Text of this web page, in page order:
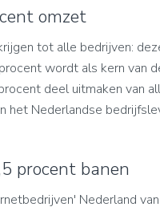
omzet
tot alle bedrijven:
wordt als kern van
deel uitmaken van
het Nederlandse
procent banen
Nederland